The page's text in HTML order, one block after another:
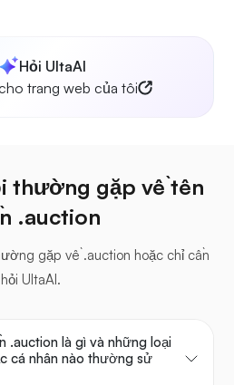
Hỏi UltaAI
trang web của tôi
thường gặp về tên
.auction
gặp về .auction hoặc chỉ cần
hỏi UltaAI.
.auction là gì và những loại
cá nhân nào thường sử